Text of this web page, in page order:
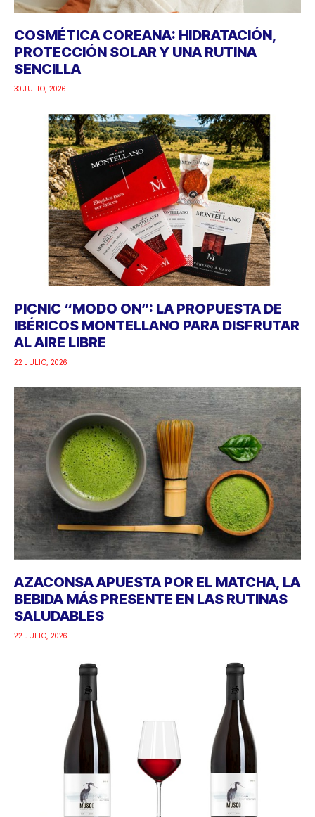
COSMÉTICA COREANA: HIDRATACIÓN,
PROTECCIÓN SOLAR Y UNA RUTINA
SENCILLA
30 JULIO, 2026
PICNIC “MODO ON”: LA PROPUESTA DE
IBÉRICOS MONTELLANO PARA DISFRUTAR
AL AIRE LIBRE
22 JULIO, 2026
AZACONSA APUESTA POR EL MATCHA, LA
BEBIDA MÁS PRESENTE EN LAS RUTINAS
SALUDABLES
22 JULIO, 2026